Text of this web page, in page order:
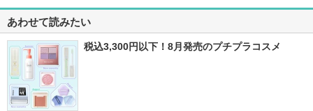
あわせて読みたい
税込3,300円以下！8月発売のプチプラコスメ